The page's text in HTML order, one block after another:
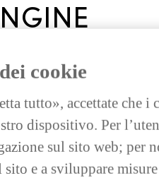
cookie
tutto», accettate che i
dispositivo. Per
sul sito web; per
sito e a sviluppare